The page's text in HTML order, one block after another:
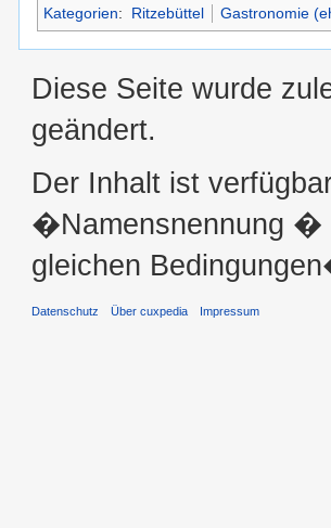
Kategorien: Ritzebüttel Gastronomie
Diese Seite wurde
geändert.
Der Inhalt ist
�Namensnennung �
gleichen
Datenschutz Über cuxpedia Impressum